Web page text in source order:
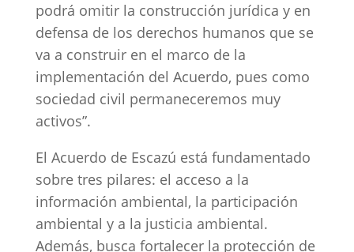
podrá omitir la construcción jurídica y en
defensa de los derechos humanos que se
va a construir en el marco de la
implementación del Acuerdo, pues como
sociedad civil permaneceremos muy
activos”.
El Acuerdo de Escazú está fundamentado
sobre tres pilares: el acceso a la
información ambiental, la participación
ambiental y a la justicia ambiental.
Además, busca fortalecer la protección de